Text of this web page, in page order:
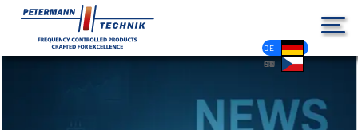
DE
EN
FR
ES
PL
IT
NL
HU
CS